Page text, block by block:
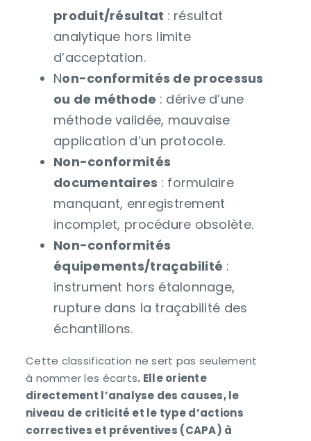
produit/résultat : résultat
analytique hors limite
d’acceptation.
Non-conformités de processus
ou de méthode : dérive d’une
méthode validée, mauvaise
application d’un protocole.
Non-conformités
documentaires : formulaire
manquant, enregistrement
incomplet, procédure obsolète.
Non-conformités
équipements/traçabilité :
instrument hors étalonnage,
rupture dans la traçabilité des
échantillons.
Cette classification ne sert pas seulement
à nommer les écarts. Elle oriente
directement l’analyse des causes, le
niveau de criticité et le type d’actions
correctives et préventives (CAPA) à